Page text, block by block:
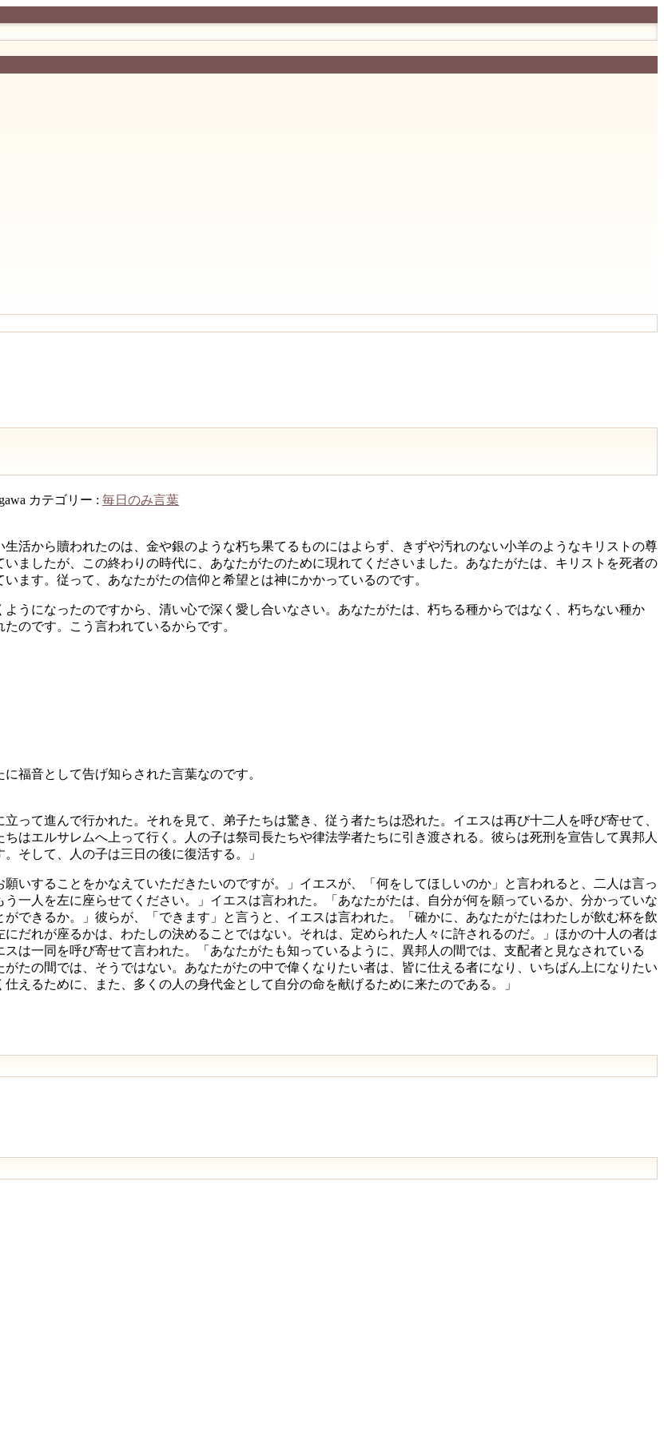
カテゴリー : 毎日のみ言葉
活から贖われたのは、金や銀のような朽ち果てるものにはよらず、きずや汚れのない小羊のようなキリストの尊
ましたが、この終わりの時代に、あなたがたのために現れてくださいました。あなたがたは、キリストを死者の
ます。従って、あなたがたの信仰と希望とは神にかかっているのです。
うになったのですから、清い心で深く愛し合いなさい。あなたがたは、朽ちる種からではなく、朽ちない種か
のです。こう言われているからです。
福音として告げ知らされた言葉なのです。
って進んで行かれた。それを見て、弟子たちは驚き、従う者たちは恐れた。イエスは再び十二人を呼び寄せて、
はエルサレムへ上って行く。人の子は祭司長たちや律法学者たちに引き渡される。彼らは死刑を宣告して異邦人
そして、人の子は三日の後に復活する。」
いすることをかなえていただきたいのですが。」イエスが、「何をしてほしいのか」と言われると、二人は言っ
一人を左に座らせてください。」イエスは言われた。「あなたがたは、自分が何を願っているか、分かっていな
できるか。」彼らが、「できます」と言うと、イエスは言われた。「確かに、あなたがたはわたしが飲む杯を飲
だれが座るかは、わたしの決めることではない。それは、定められた人々に許されるのだ。」ほかの十人の者は
は一同を呼び寄せて言われた。「あなたがたも知っているように、異邦人の間では、支配者と見なされている
たの間では、そうではない。あなたがたの中で偉くなりたい者は、皆に仕える者になり、いちばん上になりたい
えるために、また、多くの人の身代金として自分の命を献げるために来たのである。」